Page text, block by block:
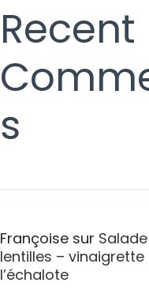
Recent
s
Françoisesur
lentilles – vinaigrette
l’échalote